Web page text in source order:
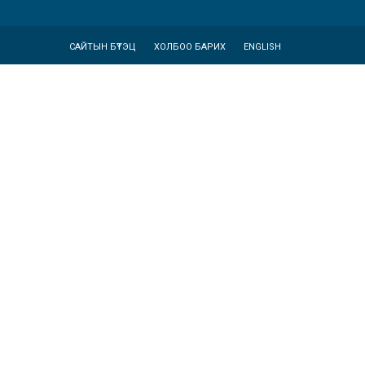
САЙТЫН БҮТЭЦ ХОЛБОО БАРИХ ENGLISH